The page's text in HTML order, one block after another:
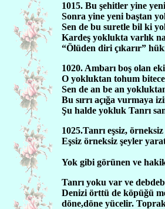
1015. Bu şehitler yine
Sonra yine yeni baştan
Sen de bu suretle bil ki
Kardeş yoklukta varlık
“Ölüden diri çıkarır”
1020. Ambarı boş olan
O yokluktan tohum
Sen de an be an
Bu sırrı açığa vurmaya
Şu halde yokluk Tanrı
1025.Tanrı eşsiz,
Eşsiz örneksiz şeyler
Yok gibi görünen ve
Tanrı yoku var ve
Denizi örttü de köpüğü
döne,döne yücelir.